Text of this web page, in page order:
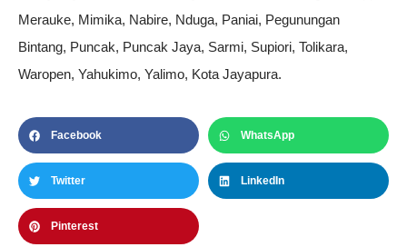
Merauke, Mimika, Nabire, Nduga, Paniai, Pegunungan
Bintang, Puncak, Puncak Jaya, Sarmi, Supiori, Tolikara,
Waropen, Yahukimo, Yalimo, Kota Jayapura.
Facebook WhatsApp
Twitter LinkedIn
Pinterest